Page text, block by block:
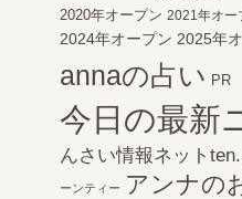
2020年オープン 2021年オー
2024年オープン 2025年
annaの占い PR
今日の最新
んさい情報ネットten.
ーンティー アンナの